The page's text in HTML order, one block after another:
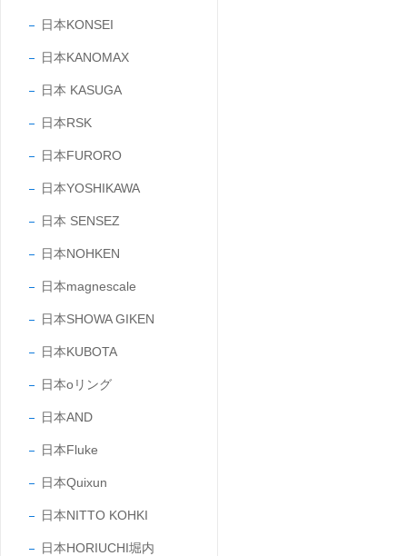
日本KONSEI
日本KANOMAX
日本 KASUGA
日本RSK
日本FURORO
日本YOSHIKAWA
日本 SENSEZ
日本NOHKEN
日本magnescale
日本SHOWA GIKEN
日本KUBOTA
日本oリング
日本AND
日本Fluke
日本Quixun
日本NITTO KOHKI
日本HORIUCHI堀内